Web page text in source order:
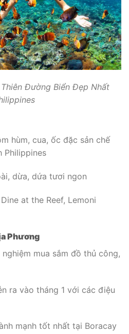
Thiên Đường Biển Đẹp Nhất
hùm, cua, ốc đặc sản chế
Philippines
dừa, dứa tươi ngon
Dine at the Reef, Lemoni
Phương
nghiệm mua sắm đồ thủ công,
ra vào tháng 1 với các điệu